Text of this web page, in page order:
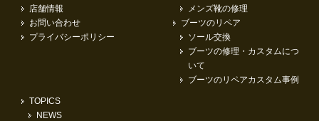
店舗情報
お問い合わせ
プライバシーポリシー
メンズ靴の修理
ブーツのリペア
ソール交換
ブーツの修理・カスタムにつ
いて
ブーツのリペアカスタム事例
TOPICS
NEWS